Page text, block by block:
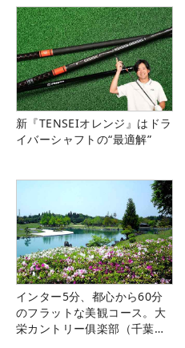
新『TENSEIオレンジ』はドラ
イバーシャフトの“最適解”
インター5分、都心から60分
のフラットな美観コース。大
栄カントリー俱楽部（千葉